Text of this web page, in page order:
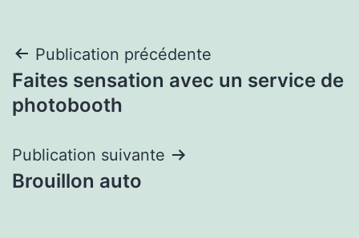
Navigation
de
Publication précédente
Faites sensation avec un service de
photobooth
Publication suivante
Brouillon auto